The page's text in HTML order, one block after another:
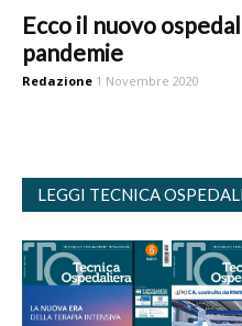
Ecco il nuovo
pandemie
Redazione 1 Novembre 2020
LEGGI TECNICA